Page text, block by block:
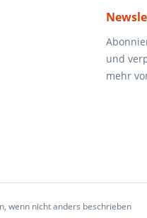
und
mehr
wenn nicht anders beschrieben